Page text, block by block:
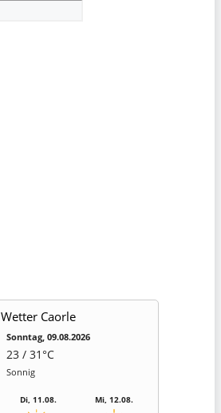
Wetter Caorle
Sonntag, 09.08.2026
23 / 31°C
Sonnig
Di, 11.08. Mi, 12.08.